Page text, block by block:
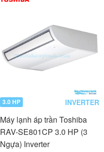
3.0 HP INVERTER
Máy lạnh áp trần Toshiba
RAV-SE801CP 3.0 HP (3
Ngựa) Inverter